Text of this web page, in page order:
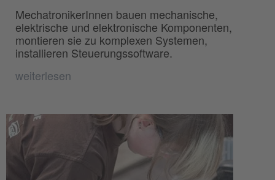
MechatronikerInnen bauen mechanische,
elektrische und elektronische Komponenten,
montieren sie zu komplexen Systemen,
installieren Steuerungssoftware.
weiterlesen